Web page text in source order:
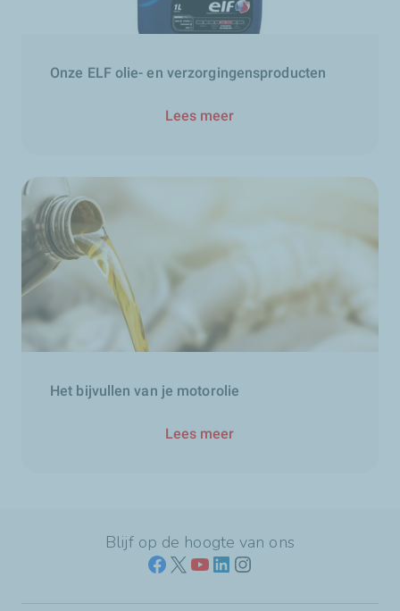
Onze ELF olie- en verzorgingensproducten
Lees meer
Het bijvullen van je motorolie
Lees meer
Blijf op de hoogte van ons